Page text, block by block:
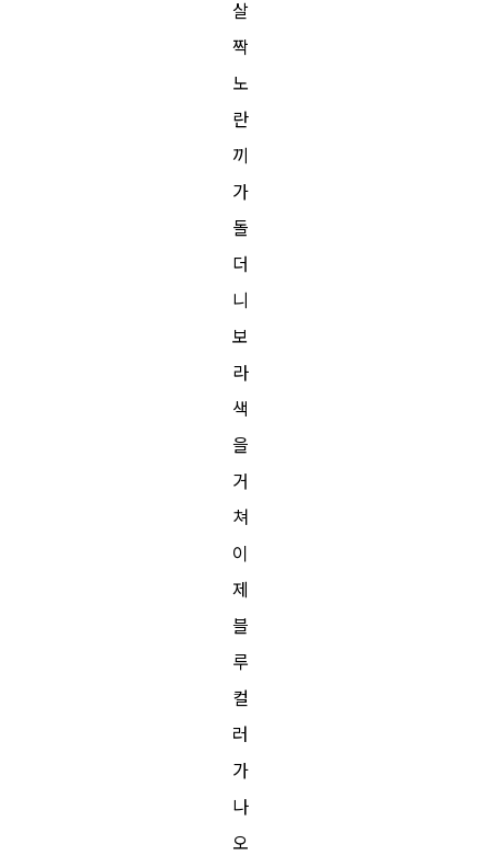
살
짝
노
란
끼
가
돌
더
니
보
라
색
을
거
쳐
이
제
블
루
컬
러
가
나
오